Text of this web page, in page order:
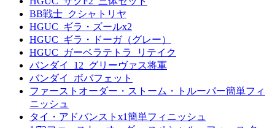
BB戦士_クシャトリヤ
HGUC_ギラ・ズールx2
HGUC_ギラ・ドーガ（グレー）
HGUC_ガーベラテトラ_リテイク
バンダイ_12_グリーヴァス将軍
バンダイ_ボバフェット
ファーストオーダー・ストーム・トルーパー簡単フィ
ニッシュ
タイ・アドバンストx1簡単フィニッシュ